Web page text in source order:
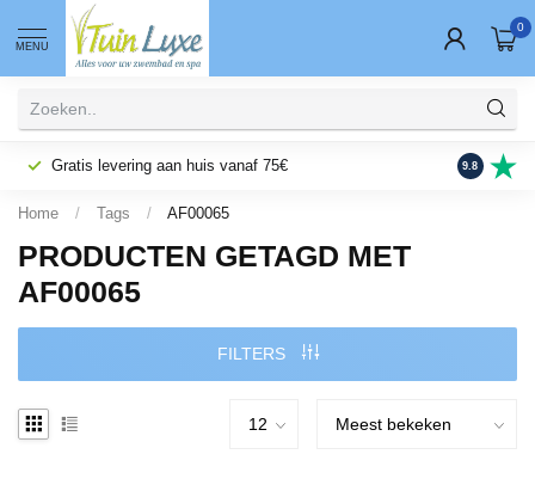
MENU
0
Gratis levering aan huis vanaf 75€ Fysieke
9.8
Home / Tags / AF00065
PRODUCTEN GETAGD MET
AF00065
FILTERS